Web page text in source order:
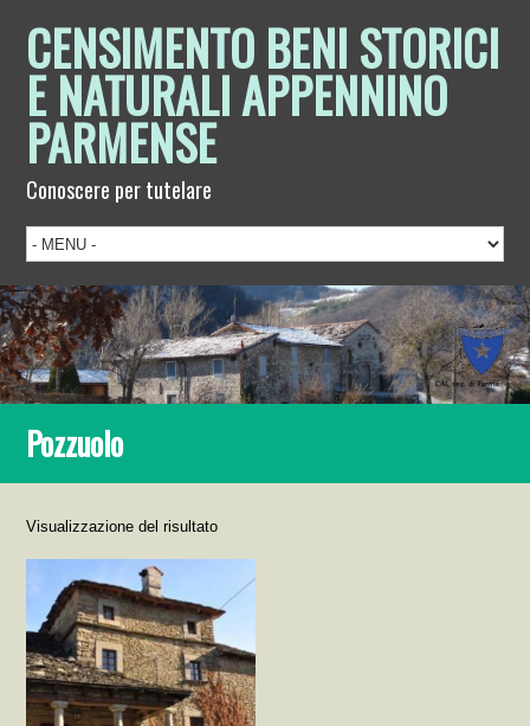
CENSIMENTO BENI STORICI
E NATURALI APPENNINO
PARMENSE
Conoscere per tutelare
Pozzuolo
Visualizzazione del risultato